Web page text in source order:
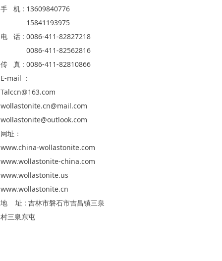
手 机 : 13609840776
15841193975
电 话 : 0086-411-82827218
0086-411-82562816
传 真 : 0086-411-82810866
E-mail ：
Talccn@163.com
wollastonite.cn@mail.com
wollastonite@outlook.com
网址：
www.china-wollastonite.com
www.wollastonite-china.com
www.wollastonite.us
www.wollastonite.cn
地 址 : 吉林市磐石市吉昌镇三泉
村三泉东屯